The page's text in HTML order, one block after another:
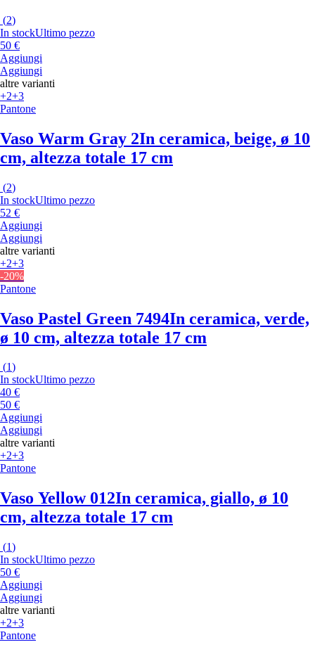
(2)
In stockUltimo pezzo
50 €
Aggiungi
Aggiungi
altre varianti
+2+3
Pantone
Vaso Warm Gray 2In ceramica, beige, ø 10
cm, altezza totale 17 cm
(2)
In stockUltimo pezzo
52 €
Aggiungi
Aggiungi
altre varianti
+2+3
-20%
Pantone
Vaso Pastel Green 7494In ceramica, verde,
ø 10 cm, altezza totale 17 cm
(1)
In stockUltimo pezzo
40 €
50 €
Aggiungi
Aggiungi
altre varianti
+2+3
Pantone
Vaso Yellow 012In ceramica, giallo, ø 10
cm, altezza totale 17 cm
(1)
In stockUltimo pezzo
50 €
Aggiungi
Aggiungi
altre varianti
+2+3
Pantone